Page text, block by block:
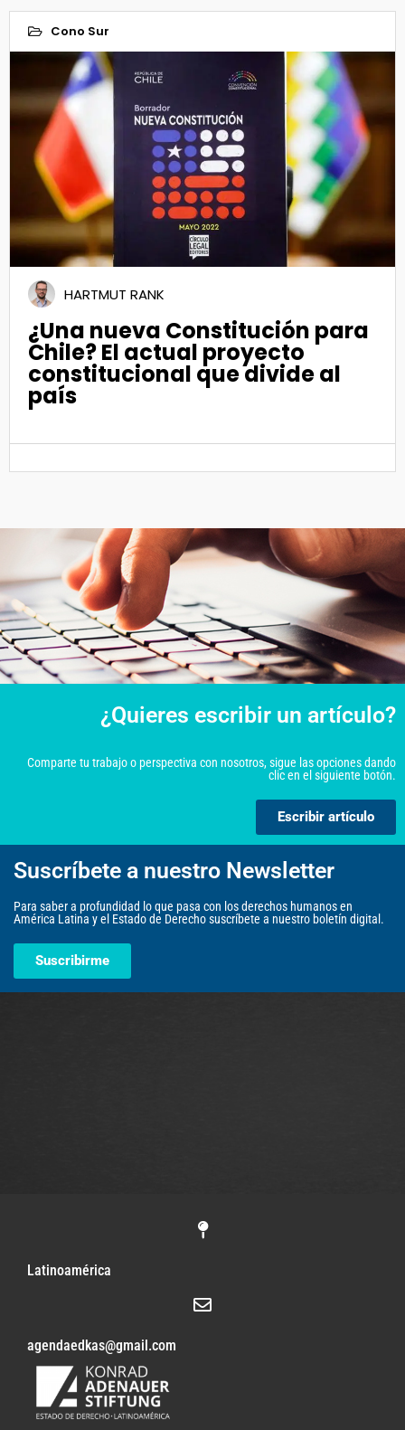
Cono Sur
23
Ago 2022
HARTMUT RANK
¿Una nueva Constitución para
Chile? El actual proyecto
constitucional que divide al
país
¿Quieres escribir un artículo?
Comparte tu trabajo o perspectiva con nosotros, sigue las opciones dando
clic en el siguiente botón.
Escribir artículo
Suscríbete a nuestro Newsletter
Para saber a profundidad lo que pasa con los derechos humanos en
América Latina y el Estado de Derecho suscríbete a nuestro boletín digital.
Suscribirme
Latinoamérica
agendaedkas@gmail.com